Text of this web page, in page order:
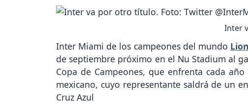
Inter
Inter Miami de los campeones del mundo
de septiembre próximo en el Nu Stadium al
Copa de Campeones, que enfrenta cada
mexicano, cuyo representante saldrá de un
Cruz Azul